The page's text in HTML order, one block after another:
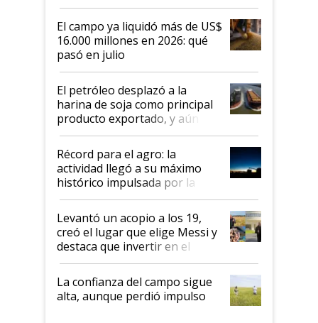
El campo ya liquidó más de US$
16.000 millones en 2026: qué
pasó en julio
El petróleo desplazó a la
harina de soja como principal
producto exportado, y aún así
el agro aportó casi seis de cada
diez dólares y sostuvo el
liderazgo en un semestre
récord
Récord para el agro: la
actividad llegó a su máximo
histórico impulsada por la
cosecha y las exportaciones
Levantó un acopio a los 19,
creó el lugar que elige Messi y
destaca que invertir en el
kirchnerismo era como "darle
plata a un hijo para droga":
Juan Félix Rossetti, el libertario
que de una dura crisis salió
La confianza del campo sigue
alta, aunque perdió impulso